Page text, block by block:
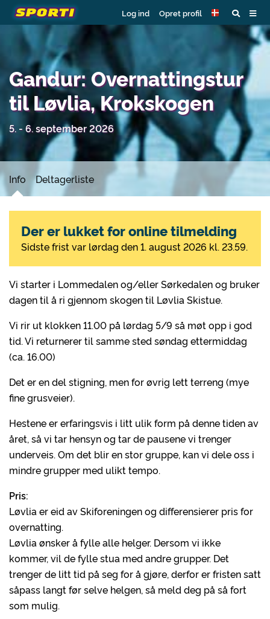
Log ind Opret profil
Gandur: Overnattingstur
til Løvlia, Krokskogen
5. - 6. september 2026
Info Deltagerliste
Vi starter i Lommedalen og/eller Sørkedalen og bruker
dagen til å ri gjennom skogen til Løvlia Skistue.
Vi rir ut klokken 11.00 på lørdag 5/9 så møt opp i god
tid. Vi returnerer til samme sted søndag ettermiddag
(ca. 16.00)
Det er en del stigning, men for øvrig lett terreng (mye
fine grusveier).
Hestene er erfaringsvis i litt ulik form på denne tiden av
året, så vi tar hensyn og tar de pausene vi trenger
underveis. Om det blir en stor gruppe, kan vi dele oss i
mindre grupper med ulikt tempo.
Pris:
Løvlia er eid av Skiforeningen og differensierer pris for
overnatting.
Løvlia ønsker å fylle alle helger. Dersom vi ikke
kommer, vil de fylle stua med andre grupper. Det
trenger de litt tid på seg for å gjøre, derfor er fristen satt
såpass langt før selve helgen, så meld deg på så fort
som mulig.
Der er lukket for online tilmelding
Sidste frist var lørdag den 1. august 2026 kl. 23.59.